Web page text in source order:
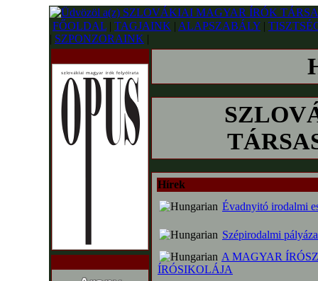
FŐOLDAL | TAGJAINK | ALAPSZABÁLY |
| SZPONZORAINK |
Hírek
Évadnyitó irodalmi
Szépirodalmi
A MAGYAR
ÍRÓSIKOLÁJA